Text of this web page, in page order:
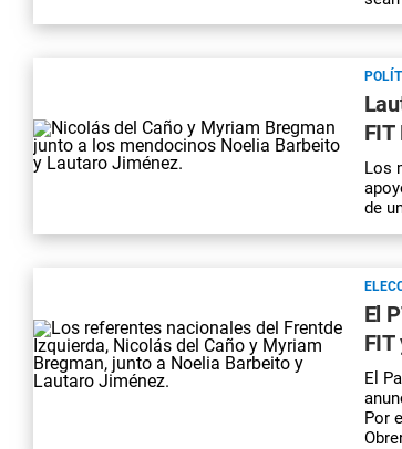
Los
de
El
El
Por